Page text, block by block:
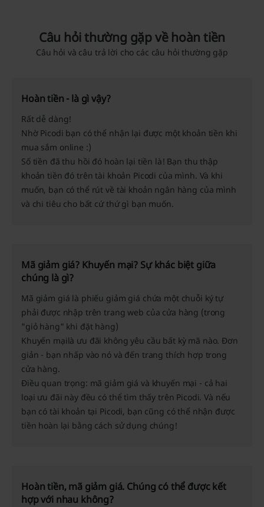
Câu hỏi thường gặp về hoàn tiền
Câu hỏi và câu trả lời cho các câu hỏi thường gặp
Hoàn tiền - là gì vậy?
Rất dễ dàng!
Nhờ Picodi bạn có thể nhận lại được một khoản tiền khi
mua sắm online :)
Số tiền đã thu hồi đó hoàn lại tiền là! Bạn thu thập
khoản tiền đó trên tài khoản Picodi của mình. Và khi
muốn, bạn có thể rút về tài khoản ngân hàng của mình
và chi tiêu cho bất cứ thứ gì bạn muốn.
Mã giảm giá? Khuyến mại? Sự khác biệt giữa
chúng là gì?
Mã giảm giá là phiếu giảm giá chứa một chuỗi ký tự
phải được nhập trên trang web của cửa hàng (trong
"giỏ hàng" khi đặt hàng)
Khuyến mạilà ưu đãi không yêu cầu bất kỳ mã nào. Đơn
giản - bạn nhấp vào nó và đến trang thích hợp trong
cửa hàng.
Điều quan trọng: mã giảm giá và khuyến mại - cả hai
loại ưu đãi này đều có thể tìm thấy trên Picodi. Và nếu
bạn có tài khoản tại Picodi, bạn cũng có thể nhận được
tiền hoàn lại bằng cách sử dụng chúng!
Hoàn tiền, mã giảm giá. Chúng có thể được kết
hợp với nhau không?